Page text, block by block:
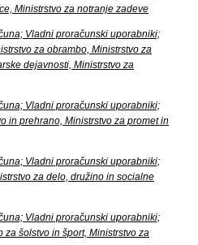
Ministrstvo za notranje zadeve
Vladni proračunski uporabniki;
za obrambo, Ministrstvo za
dejavnosti, Ministrstvo za
Vladni proračunski uporabniki;
in prehrano, Ministrstvo za promet in
Vladni proračunski uporabniki;
za delo, družino in socialne
Vladni proračunski uporabniki;
za šolstvo in šport, Ministrstvo za